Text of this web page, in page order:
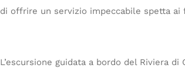
di offrire un servizio impeccabile spetta ai
L’escursione guidata a bordo del Riviera